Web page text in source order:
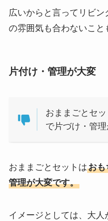
広いからと言ってリビン
の雰囲気も合わないこと
片付け・管理が大変
おままごとセ
で片づけ・管
おままごとセットはおも
管理が大変です。
イメージとしては、大